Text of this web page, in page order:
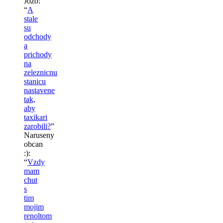
“A
stale
su
odchody
a
prichody
na
zeleznicnu
stanicu
nastavene
tak,
aby
taxikari
zarobili?”
Naruseny
obcan
:):
“Vzdy
mam
chut
s
tim
mojim
renoltom